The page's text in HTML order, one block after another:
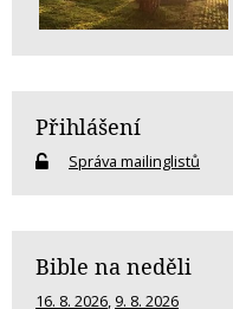
Přihlášení
Správa mailinglistů
Bible na neděli
16. 8. 2026, 9. 8. 2026